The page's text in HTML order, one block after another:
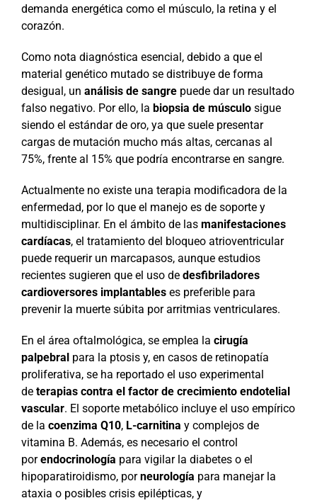
demanda energética como el músculo, la retina y el
corazón.
Como nota diagnóstica esencial, debido a que el
material genético mutado se distribuye de forma
desigual, un análisis de sangrepuede dar un resultado
falso negativo. Por ello, la biopsia de músculosigue
siendo el estándar de oro, ya que suele presentar
cargas de mutación mucho más altas, cercanas al
75%, frente al 15% que podría encontrarse en sangre.
Actualmente no existe una terapia modificadora de la
enfermedad, por lo que el manejo es de soporte y
multidisciplinar. En el ámbito de las manifestaciones
cardíacas, el tratamiento del bloqueo atrioventricular
puede requerir un marcapasos, aunque estudios
recientes sugieren que el uso de desfibriladores
cardioversores implantableses preferible para
prevenir la muerte súbita por arritmias ventriculares.
En el área oftalmológica, se emplea la cirugía
palpebral para la ptosis y, en casos de retinopatía
proliferativa, se ha reportado el uso experimental
de terapias contra el factor de crecimiento endotelial
vascular. El soporte metabólico incluye el uso empírico
de la coenzima Q10, L-carnitina y complejos de
vitamina B. Además, es necesario el control
porendocrinología para vigilar la diabetes o el
hipoparatiroidismo, porneurología para manejar la
ataxia o posibles crisis epilépticas, y